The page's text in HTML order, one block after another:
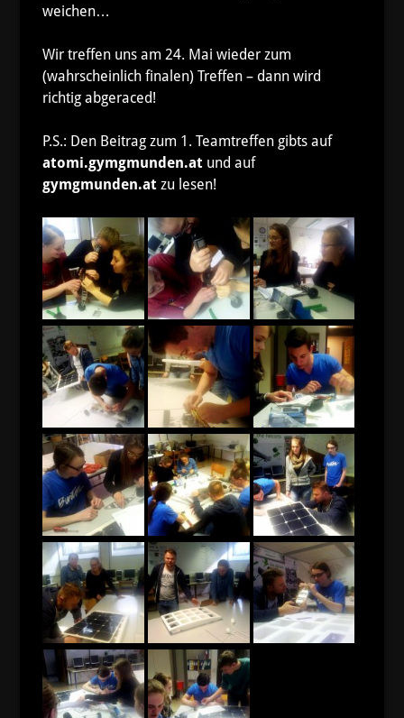
weichen…
Wir treffen uns am 24. Mai wieder zum
(wahrscheinlich finalen) Treffen – dann wird
richtig abgeraced!
P.S.: Den Beitrag zum 1. Teamtreffen gibts auf
atomi.gymgmunden.atund auf
gymgmunden.atzu lesen!